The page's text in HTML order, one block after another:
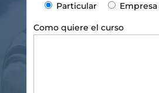
Particular
Empresa
Como quiere el curso